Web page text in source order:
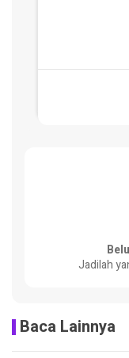
Jadilah
Baca Lainnya